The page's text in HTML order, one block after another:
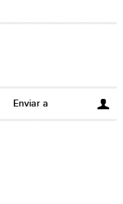
Enviar a